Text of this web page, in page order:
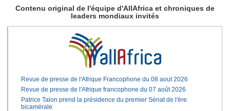
Contenu original de l'équipe d'AllAfrica et chroniques de
leaders mondiaux invités
Revue de presse de l'Afrique Francophone du 08 aout 2026
Revue de presse de l'Afrique francophone du 07 août 2026
Patrice Talon prend la présidence du premier Sénat de l'ère
bicamérale